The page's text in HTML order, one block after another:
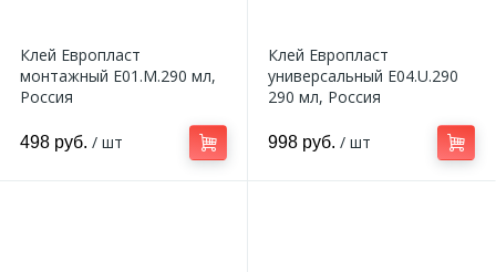
Клей Европласт
монтажный E01.M.290 мл,
Россия
498 руб. / шт
Клей Европласт
универсальный E04.U.290
290 мл, Россия
998 руб. / шт